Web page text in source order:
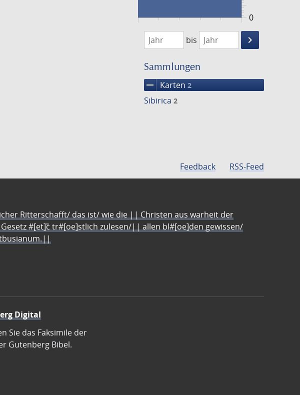
0
1779
1780
bis
keyboard_arrow_right
Suche
Sammlungen
remove Karten 2
Sibirica 2
Feedback RSS-Feed
Ritterschafft/ das ist/ wie die || Christen aus warheit der
#[et]c̃ tr#[oe]stlich zulesen/|| allen bl#[oe]den gewissen/
Digital
Sie das Faksimile der
Gutenberg Bibel.